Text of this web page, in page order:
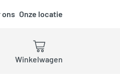
ons Onze locatie
Winkelwagen